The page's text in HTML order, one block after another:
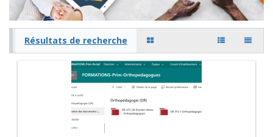
Résultats de recherche